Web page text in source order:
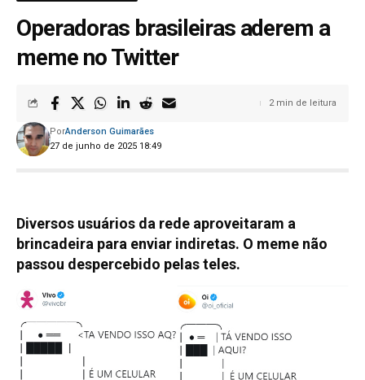
Operadoras brasileiras aderem a
meme no Twitter
27 de junho de 2025 18:49
PorAnderson Guimarães
2 min de leitura
Diversos usuários da rede aproveitaram a
brincadeira para enviar indiretas. O meme não
passou despercebido pelas teles.